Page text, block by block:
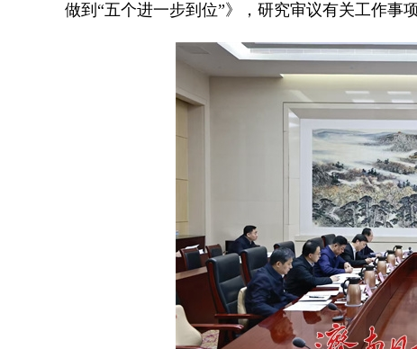
做到“五个进一步到位”》，研究审议有关工作事项